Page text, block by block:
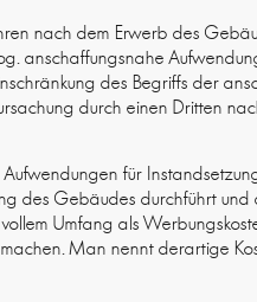
nach dem Erwerb des
anschaffungsnahe
des Begriffs der
durch einen Dritten
Aufwendungen für
des Gebäudes durchführt
Umfang als
Man nennt derartige